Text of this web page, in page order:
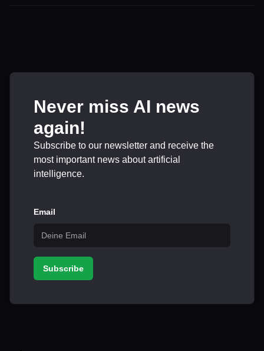
Never miss AI news
again!
Subscribe to our newsletter and receive the
most important news about artificial
intelligence.
Email
Subscribe